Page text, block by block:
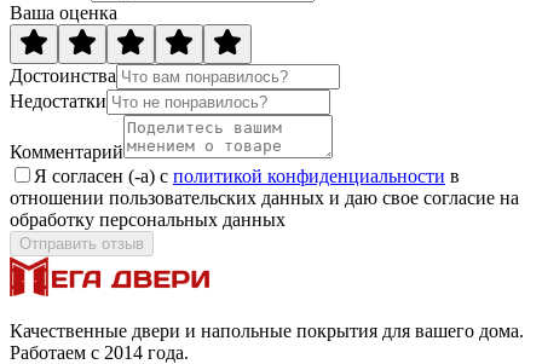
Ваша оценка
Достоинства
Недостатки
Комментарий
Я согласен (-а) с политикой конфиденциальности в
отношении пользовательских данных и даю свое согласие на
обработку персональных данных
Отправить отзыв
Качественные двери и напольные покрытия для вашего дома.
Работаем с 2014 года.